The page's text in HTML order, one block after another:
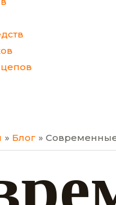
Блог Современные